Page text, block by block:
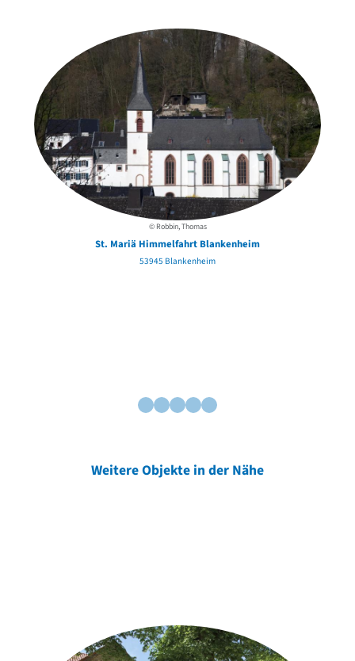
© Robbin, Thomas
St. Mariä Himmelfahrt Blankenheim
53945 Blankenheim
Weitere Objekte in der Nähe